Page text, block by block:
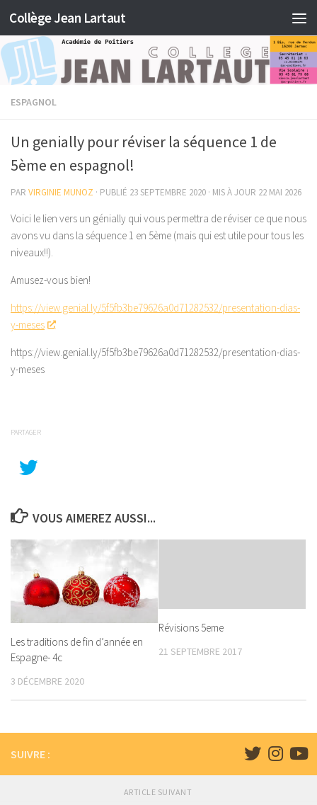
Skip to content
Collège Jean Lartaut
ESPAGNOL
Un genially pour réviser la séquence 1 de
5ème en espagnol!
PAR VIRGINIE MUNOZ · PUBLIÉ 23 SEPTEMBRE 2020 · MIS À JOUR 22 MAI 2026
Voici le lien vers un génially qui vous permettra de réviser ce que nous
avons vu dans la séquence 1 en 5ème (mais qui est utile pour tous les
niveaux!!).
Amusez-vous bien!
https://view.genial.ly/5f5fb3be79626a0d71282532/presentation-dias-
y-meses
https://view.genial.ly/5f5fb3be79626a0d71282532/presentation-dias-
y-meses
PARTAGER
VOUS AIMEREZ AUSSI...
Les traditions de fin d’année en
Espagne- 4c
3 DÉCEMBRE 2020
Révisions 5eme
21 SEPTEMBRE 2017
SUIVRE :
ARTICLE SUIVANT